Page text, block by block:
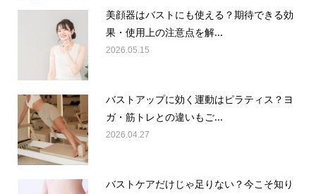
美顔器はバストにも使える？期待できる効
果・使用上の注意点を解...
2026.05.15
バストアップに効く運動はピラティス？ヨ
ガ・筋トレとの違いもご...
2026.04.27
バストケアだけじゃ足りない？今こそ知り